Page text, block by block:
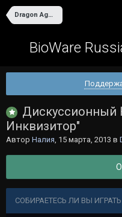
Dragon Age: The Veilguard
BioWare
Дискуссионный
Инквизитор"
Автор Налия, 15 марта, 2013 в
СОБИРАЕТЕСЬ ЛИ ВЫ ИГРАТЬ